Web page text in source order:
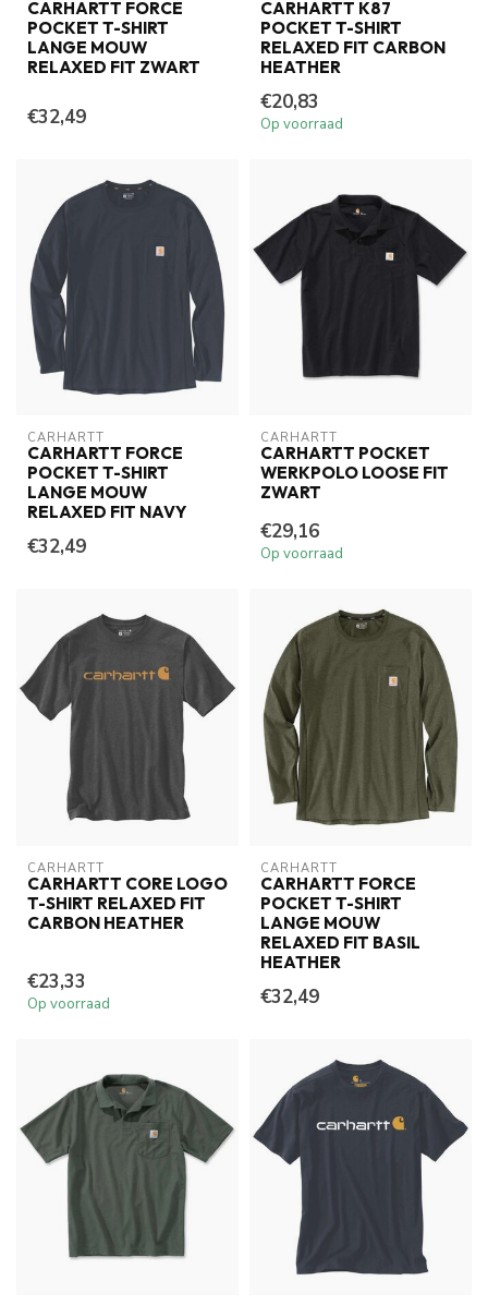
CARHARTT FORCE
POCKET T-SHIRT
LANGE MOUW
RELAXED FIT ZWART
€32,49
CARHARTT K87
POCKET T-SHIRT
RELAXED FIT CARBON
HEATHER
€20,83
Op voorraad
CARHARTT
CARHARTT FORCE
POCKET T-SHIRT
LANGE MOUW
RELAXED FIT NAVY
€32,49
CARHARTT
CARHARTT POCKET
WERKPOLO LOOSE FIT
ZWART
€29,16
Op voorraad
CARHARTT
CARHARTT CORE LOGO
T-SHIRT RELAXED FIT
CARBON HEATHER
€23,33
Op voorraad
CARHARTT
CARHARTT FORCE
POCKET T-SHIRT
LANGE MOUW
RELAXED FIT BASIL
HEATHER
€32,49